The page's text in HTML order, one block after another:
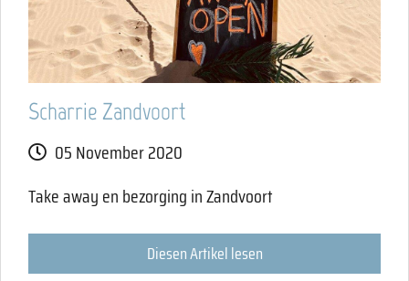
Scharrie Zandvoort
05 November 2020
Take away en bezorging in Zandvoort
Diesen Artikel lesen